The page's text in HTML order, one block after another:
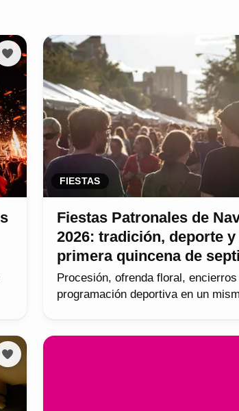
FIESTAS
Fiestas Patronales de
2026: tradición, deporte
primera quincena de
Procesión, ofrenda floral,
programación deportiva en un